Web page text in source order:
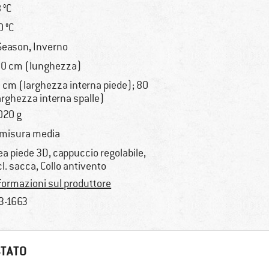
°C
Inverno
cm (lunghezza)
cm (larghezza interna piede); 80
interna spalle)
g
media
piede 3D, cappuccio regolabile,
sacca, Collo antivento
sul produttore
1663